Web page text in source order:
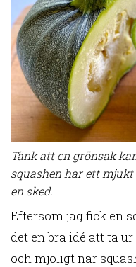
Tänk att en grönsak
squashen har ett
en sked.
Eftersom jag fick en
det en bra idé att ta
och mjöligt när